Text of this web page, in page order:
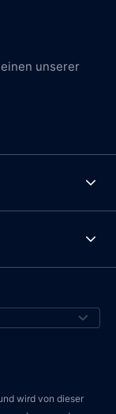
unserer
wird von dieser